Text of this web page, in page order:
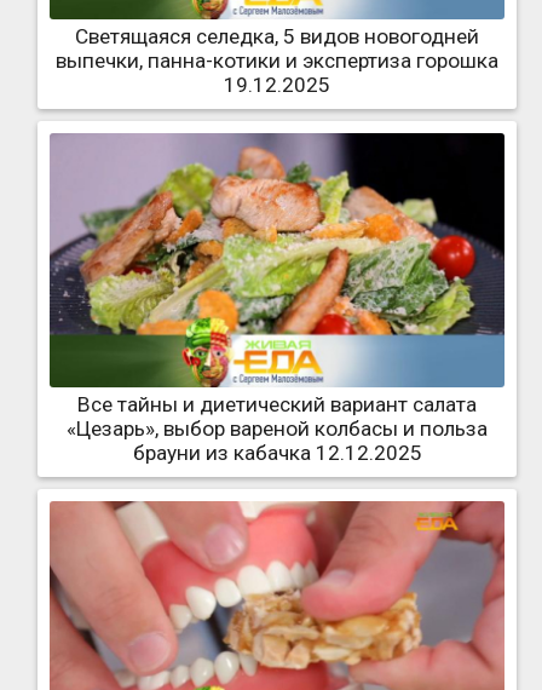
Светящаяся селедка, 5 видов новогодней
выпечки, панна-котики и экспертиза горошка
19.12.2025
Все тайны и диетический вариант салата
«Цезарь», выбор вареной колбасы и польза
брауни из кабачка 12.12.2025